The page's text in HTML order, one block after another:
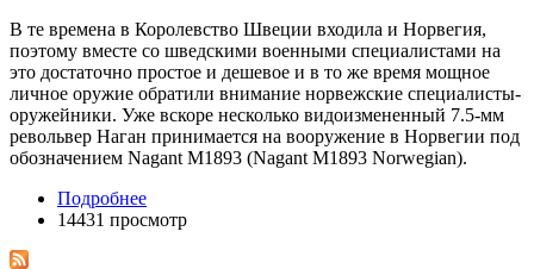
В те времена в Королевство Швеции входила и Норвегия,
поэтому вместе со шведскими военными специалистами на
это достаточно простое и дешевое и в то же время мощное
личное оружие обратили внимание норвежские специалисты-
оружейники. Уже вскоре несколько видоизмененный 7.5-мм
револьвер Наган принимается на вооружение в Норвегии под
обозначением Nagant M1893 (Nagant M1893 Norwegian).
Подробнее
14431 просмотр